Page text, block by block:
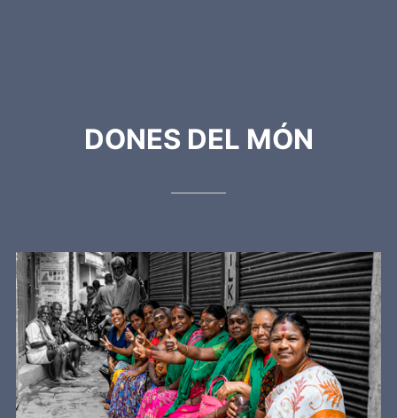
DONES DEL MÓN